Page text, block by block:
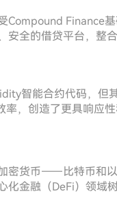
Compound Finance
全的借贷平台，整
智能合约代码，但
，创造了更具响应性
密货币——比特币和
金融（DeFi）领域